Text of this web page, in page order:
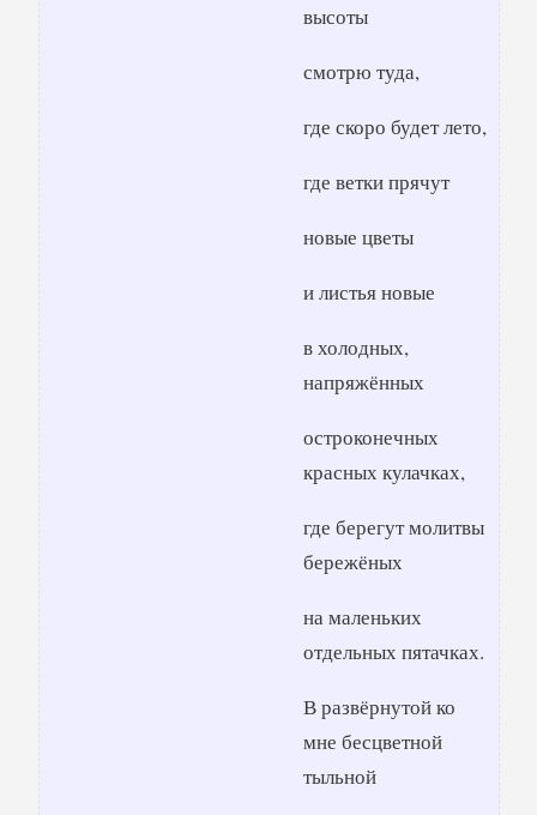
высоты
смотрю туда,
где скоро будет лето,
где ветки прячут
новые цветы
и листья новые
в холодных,
напряжённых
остроконечных
красных кулачках,
где берегут молитвы
бережёных
на маленьких
отдельных пятачках.
В развёрнутой ко
мне бесцветной
тыльной